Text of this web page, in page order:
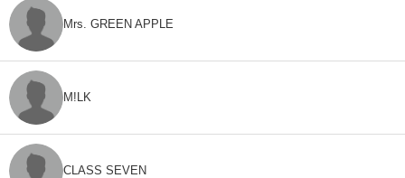
Mrs. GREEN APPLE
M!LK
CLASS SEVEN